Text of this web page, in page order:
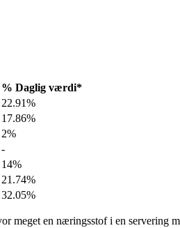
% Daglig værdi*
22.91%
17.86%
2%
-
14%
21.74%
32.05%
meget en næringsstof i en servering